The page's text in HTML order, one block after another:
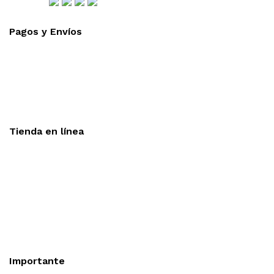
Pagos y Envíos
Tienda en línea
Importante